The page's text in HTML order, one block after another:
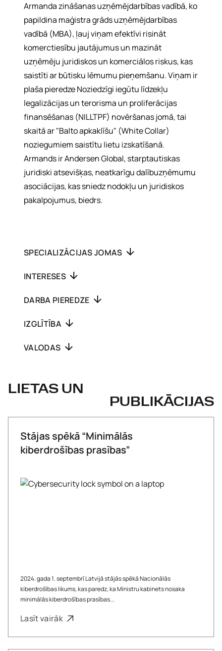
Armanda zināšanas uzņēmējdarbības vadībā, ko
papildina maģistra grāds uzņēmējdarbības
vadībā (MBA), ļauj viņam efektīvi risināt
komerctiesību jautājumus un mazināt
uzņēmēju juridiskos un komerciālos riskus, kas
saistīti ar būtisku lēmumu pieņemšanu. Viņam ir
plaša pieredze Noziedzīgi iegūtu līdzekļu
legalizācijas un terorisma un proliferācijas
finansēšanas (NILLTPF) novēršanas jomā, tai
skaitā ar "Balto apkaklīšu" (White Collar)
noziegumiem saistītu lietu izskatīšanā.
Armands ir Andersen Global, starptautiskas
juridiski atsevišķas, neatkarīgu dalībuzņēmumu
asociācijas, kas sniedz nodokļu un juridiskos
pakalpojumus, biedrs.
SPECIALIZĀCIJAS JOMAS
INTERESES
DARBA PIEREDZE
IZGLĪTĪBA
VALODAS
LIETAS UN
PUBLIKĀCIJAS
Stājas spēkā “Minimālās
kiberdrošības prasības”
2024. gada 1. septembrī Latvijā stājās spēkā Nacionālās
kiberdrošības likums, kas paredz, ka Ministru kabinets nosaka
minimālās kiberdrošības prasības...
Lasīt vairāk